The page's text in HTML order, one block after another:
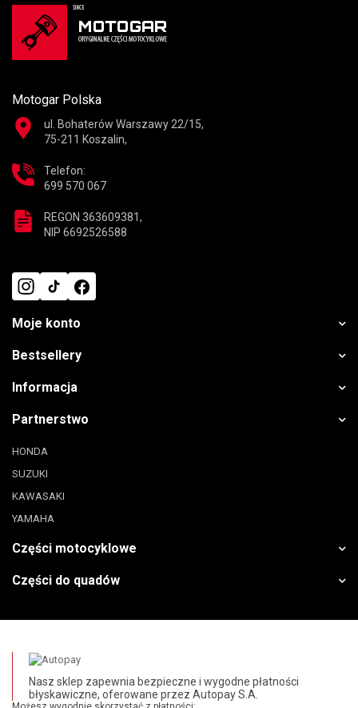
Motogar Polska
ul. Bohaterów Warszawy 22/15,
75-211 Koszalin,
Telefon:
699 570 067
REGON 363609381,
NIP 6692526588
Moje konto
Bestsellery
Informacja
Partnerstwo
HONDA
SUZUKI
KAWASAKI
YAMAHA
Części motocyklowe
Części do quadów
Nasz sklep zapewnia bezpieczne i wygodne płatności
błyskawiczne, oferowane przez Autopay S.A.